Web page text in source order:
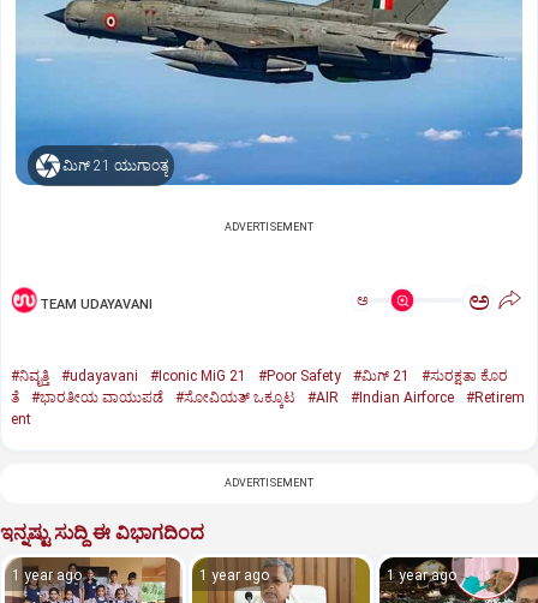
ಮಿಗ್‌ 21 ಯುಗಾಂತ್ಯ
ADVERTISEMENT
TEAM UDAYAVANI ಅ ಅ
#ನಿವೃತ್ತಿ #udayavani #Iconic MiG 21 #Poor Safety #ಮಿಗ್‌ 21
#ಸುರಕ್ಷತಾ ಕೊರ
ತೆ
#ಭಾರತೀಯ ವಾಯುಪಡೆ #ಸೋವಿಯತ್‌ ಒಕ್ಕೂಟ #AIR #Indian Airforce
#Retirem
ent
ADVERTISEMENT
ಇನ್ನಷ್ಟು ಸುದ್ದಿ ಈ ವಿಭಾಗದಿಂದ
1 year ago 1 year ago 1 year ago